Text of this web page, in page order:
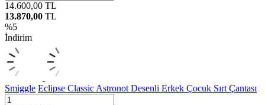
14.600,00 TL
13.870,00 TL
%5
İndirim
Smiggle Eclipse Classic Astronot Desenli Erkek Çocuk Sırt Çantası